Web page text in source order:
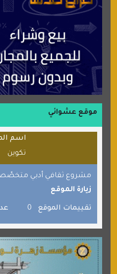
شركة إعمار الرياض
شبكة رأيي
موسوعة نور الرحمن
منتدى جيوش الهكرز
بلو باص
موقع حراج خدمة
الطبي
قراننا
برامج كمبيوتر
جائزة دبي الدولية للقران
صفنة دوت كوم
الألسن لخدمات
موقع عشوائي
اسم
تكوين
مشروع ثقافي أدبي متخصّص
زيارة الموقع
تقييمات الموقع 0